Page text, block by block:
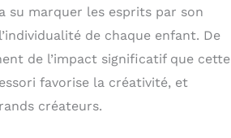
su marquer les esprits par son
de chaque enfant. De
de l’impact significatif que cette
favorise la créativité, et
créateurs.